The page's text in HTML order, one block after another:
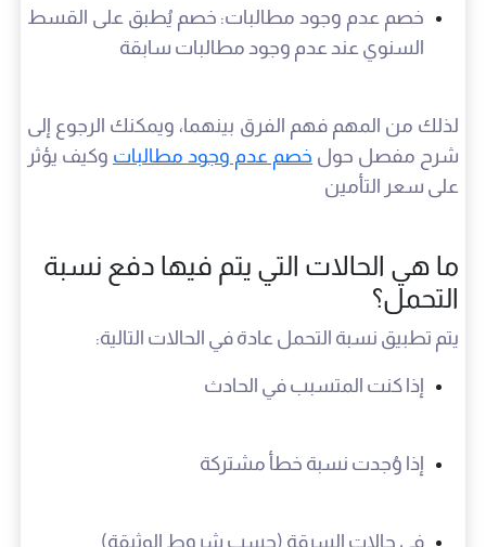
خصم عدم وجود مطالبات: خصم يُطبق على القسط
السنوي عند عدم وجود مطالبات سابقة
لذلك من المهم فهم الفرق بينهما، ويمكنك الرجوع إلى
شرح مفصل حول خصم عدم وجود مطالبات وكيف يؤثر
على سعر التأمين
ما هي الحالات التي يتم فيها دفع نسبة
التحمل؟
يتم تطبيق نسبة التحمل عادة في الحالات التالية:
إذا كنت المتسبب في الحادث
إذا وُجدت نسبة خطأ مشتركة
في حالات السرقة (حسب شروط الوثيقة)